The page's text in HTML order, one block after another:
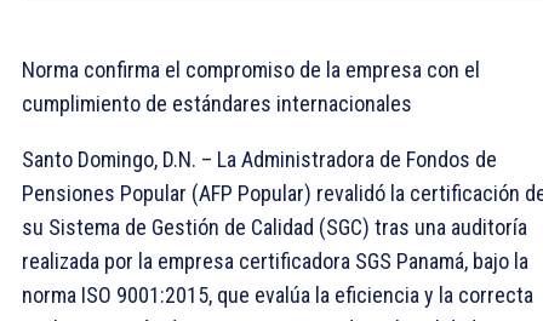
Norma confirma el compromiso de la empresa con el
cumplimiento de estándares internacionales
Santo Domingo, D.N. – La Administradora de Fondos de
Pensiones Popular (AFP Popular) revalidó la certificación
su Sistema de Gestión de Calidad (SGC) tras una auditoría
realizada por la empresa certificadora SGS Panamá, bajo la
norma ISO 9001:2015, que evalúa la eficiencia y la correcta